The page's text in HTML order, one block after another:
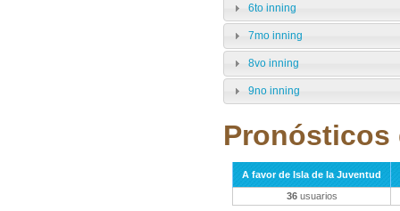
6to inning
7mo inning
8vo inning
9no inning
Pronósticos
A favor de Isla de la Juventud
36usuarios